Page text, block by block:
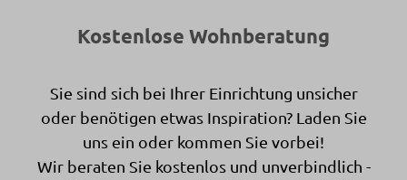
Kostenlose Wohnberatung
Sie sind sich bei Ihrer Einrichtung unsicher
oder benötigen etwas Inspiration? Laden Sie
uns ein oder kommen Sie vorbei!
Wir beraten Sie kostenlos und unverbindlich -